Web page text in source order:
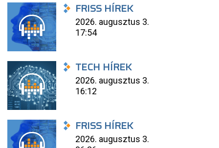
FRISS HÍREK
2026. augusztus 3.
17:54
TECH HÍREK
2026. augusztus 3.
16:12
FRISS HÍREK
2026. augusztus 3.